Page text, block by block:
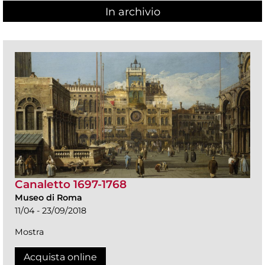
In archivio
Canaletto 1697-1768
Museo di Roma
11/04 - 23/09/2018
Mostra
Acquista online